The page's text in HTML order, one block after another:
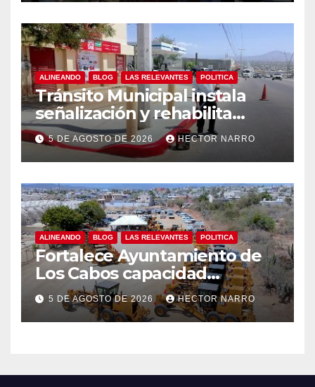
ALINEANDO BLOG LAS RELEVANTES POLITICA
Tránsito Municipal instala
señalización y rehabilita
cruces peatonales en Los
Cabos
5 DE AGOSTO DE 2026 HECTOR NARRO
ALINEANDO BLOG LAS RELEVANTES POLITICA
Fortalece Ayuntamiento de
Los Cabos capacidad
operativa de Servicios
Públicos con recursos del
FISAM
5 DE AGOSTO DE 2026 HECTOR NARRO